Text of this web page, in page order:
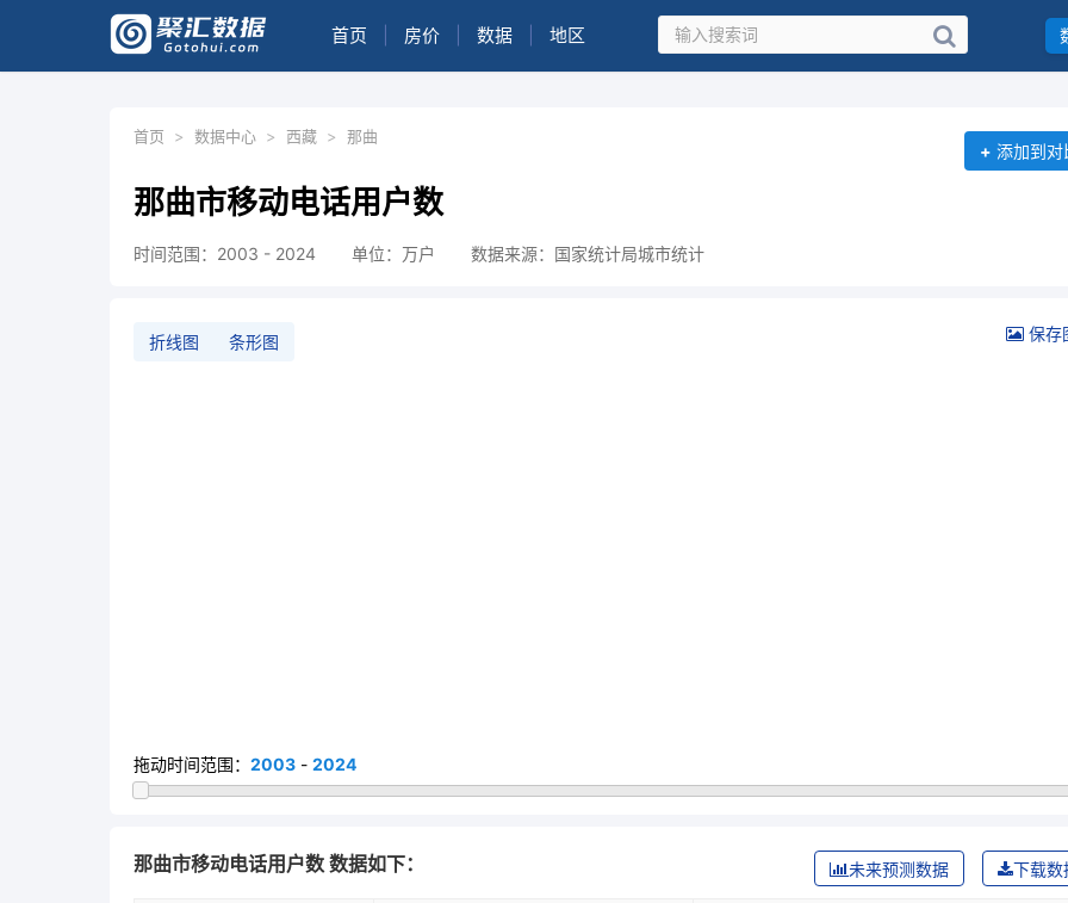
首页 房价 数据 地区
首页 > 数据中心 > 西藏 > 那曲
那曲市移动电话用户数
时间范围：2003 - 2024 单位：万户 数据来源：国家统计局城市统计
+ 添加到对
折线图 条形图 保存
拖动时间范围： 2003 - 2024
那曲市移动电话用户数 数据如下： 下载数
未来预测数据